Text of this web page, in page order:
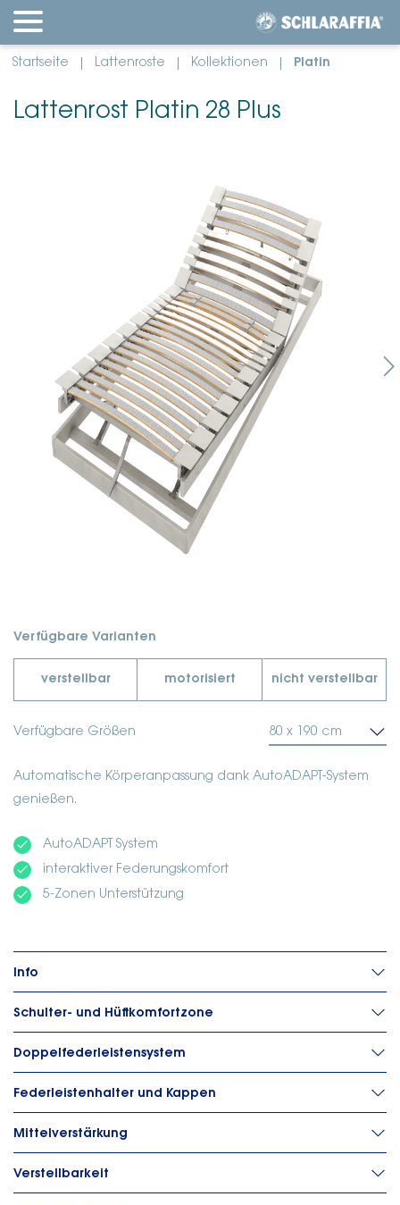
Startseite Lattenroste Kollektionen Platin
Lattenrost Platin 28 Plus
Verfügbare Varianten
verstellbar motorisiert nicht verstellbar
Verfügbare Größen 80 x 190 cm
Automatische Körperanpassung dank AutoADAPT-System
genießen.
done AutoADAPT System
done interaktiver Federungskomfort
done 5-Zonen Unterstützung
Info
Schulter- und Hüftkomfortzone
Doppelfederleistensystem
Federleistenhalter und Kappen
Mittelverstärkung
Verstellbarkeit